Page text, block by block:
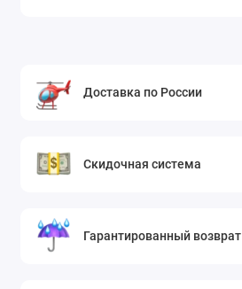
Доставка по России
Скидочная система
Гарантированный